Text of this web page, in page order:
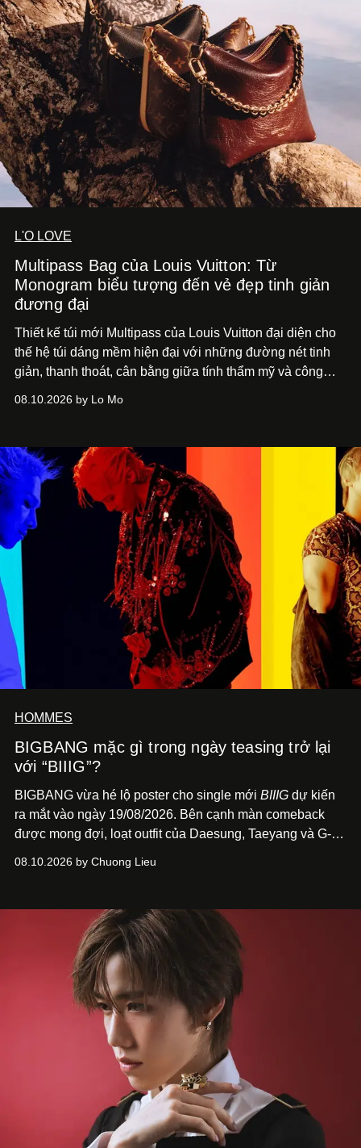
L'O LOVE
Multipass Bag của Louis Vuitton: Từ
Monogram biểu tượng đến vẻ đẹp tinh giản
đương đại
Thiết kế túi mới Multipass của Louis Vuitton đại diện cho
thế hệ túi dáng mềm hiện đại với những đường nét tinh
giản, thanh thoát, cân bằng giữa tính thẩm mỹ và công
08.10.2026 by Lo Mo
HOMMES
BIGBANG mặc gì trong ngày teasing trở lại
với “BIIIG”?
BIGBANG vừa hé lộ poster cho single mới BIIIG dự kiến
ra mắt vào ngày 19/08/2026. Bên cạnh màn comeback
được mong đợi, loạt outfit của Daesung, Taeyang và G-
đáng chú ý với giới mộ điệu.
08.10.2026 by Chuong Lieu